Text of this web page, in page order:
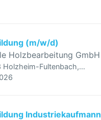
(m/w/d)
Holzbearbeitung GmbH
Holzheim-Fultenbach,
Industriekaufmann